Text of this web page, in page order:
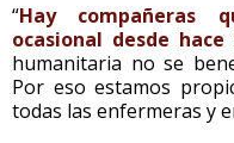
“Hay compañeras
ocasional desde
humanitaria no se
Por eso estamos
todas las enfermeras y